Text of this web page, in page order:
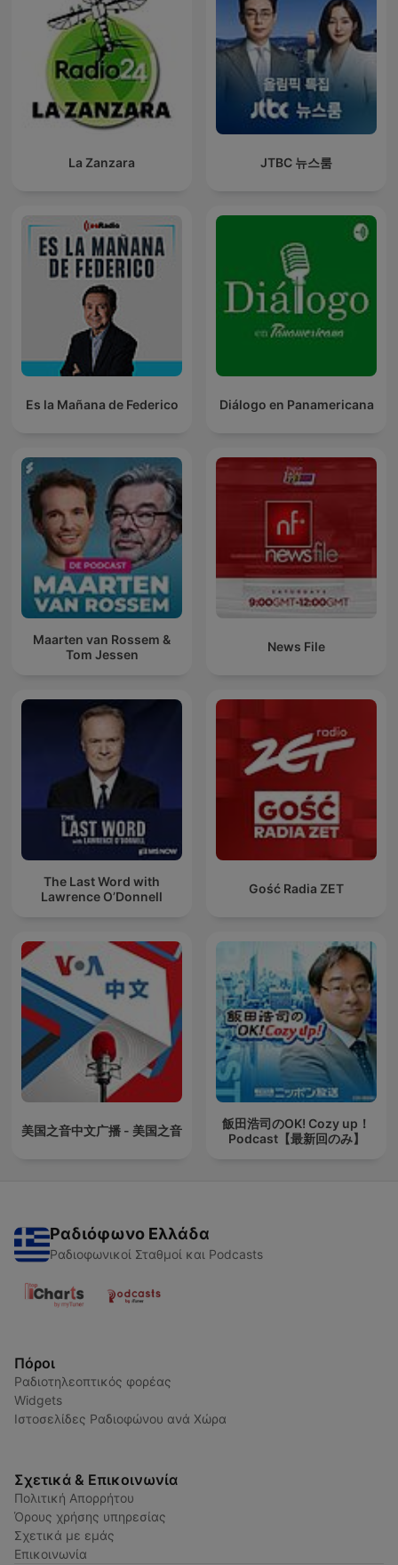
La Zanzara JTBC 뉴스룸
Es la Mañana de Federico Diálogo en Panamericana
Maarten van Rossem &
Tom Jessen
News File
The Last Word with
Lawrence O’Donnell
Gość Radia ZET
美国之音中文广播 - 美国之音
飯田浩司のOK! Cozy up！
Podcast【最新回のみ】
Ραδιόφωνο Ελλάδα
Ραδιοφωνικοί Σταθμοί και Podcasts
Πόροι
Ραδιοτηλεοπτικός φορέας
Widgets
Ιστοσελίδες Ραδιοφώνου ανά Χώρα
Σχετικά & Επικοινωνία
Πολιτική Απορρήτου
Όρους χρήσης υπηρεσίας
Σχετικά με εμάς
Επικοινωνία